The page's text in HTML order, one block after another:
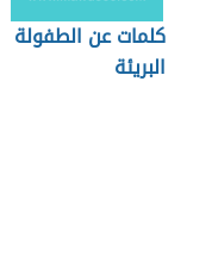
كلمات عن الطفولة
البريئة